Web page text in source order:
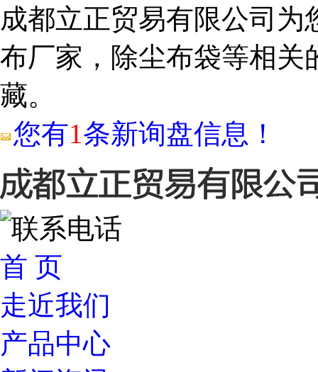
成都立正贸易有限公司为
布厂家，除尘布袋等相关
藏。
您有1条新询盘信息！
首 页
走近我们
产品中心